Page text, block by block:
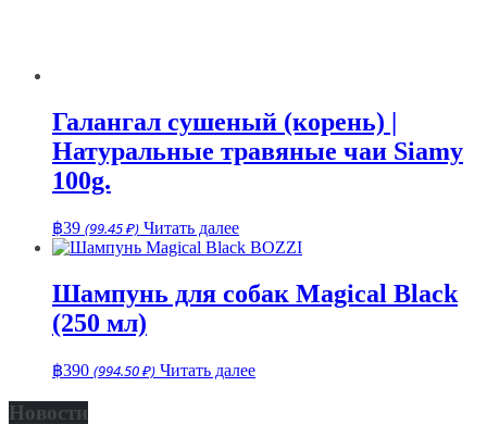
Галангал сушеный (корень) |
Натуральные травяные чаи Siamy
100g.
฿39 (99.45 ₽) Читать далее
Шампунь для собак Magical Black
(250 мл)
฿390 (994.50 ₽) Читать далее
Новости